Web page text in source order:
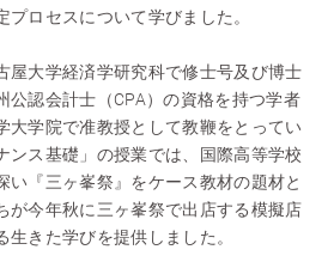
ロセスについて学びました。
大学経済学研究科で修士号及び博士
公認会計士（CPA）の資格を持つ学者
大学院で准教授として教鞭をとってい
ンス基礎」の授業では、国際高等学校
い『三ヶ峯祭』をケース教材の題材と
が今年秋に三ヶ峯祭で出店する模擬店
きた学びを提供しました。